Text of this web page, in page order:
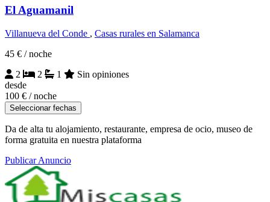
El Aguamanil
Villanueva del Conde , Casas rurales en Salamanca
45 € / noche
2
2 1
Sin opiniones
desde
100 € / noche
Seleccionar fechas
Da de alta tu alojamiento, restaurante, empresa de ocio, museo de
forma gratuita en nuestra plataforma
Publicar Anuncio